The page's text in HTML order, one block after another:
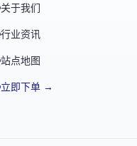
关于我们
行业资讯
站点地图
立即下单 →